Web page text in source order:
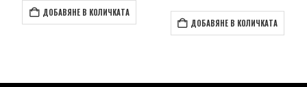
ДОБАВЯНЕ В КОЛИЧКАТА 319.99
/
199.01
ДОБАВЯНЕ В КОЛИЧКАТА